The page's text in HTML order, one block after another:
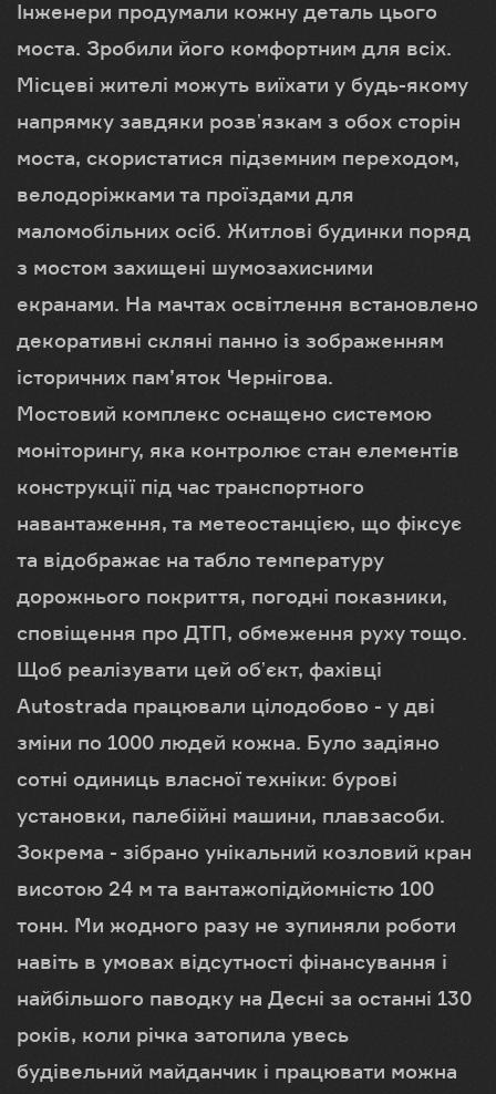
Інженери продумали кожну деталь цього
моста. Зробили його комфортним для всіх.
Місцеві жителі можуть виїхати у будь-якому
напрямку завдяки розвʼязкам з обох сторін
моста, скористатися підземним переходом,
велодоріжками та проїздами для
маломобільних осіб. Житлові будинки поряд
з мостом захищені шумозахисними
екранами. На мачтах освітлення встановлено
декоративні скляні панно із зображенням
історичних пам’яток Чернігова.
Мостовий комплекс оснащено системою
моніторингу, яка контролює стан елементів
конструкції під час транспортного
навантаження, та метеостанцією, що фіксує
та відображає на табло температуру
дорожнього покриття, погодні показники,
сповіщення про ДТП, обмеження руху тощо.
Щоб реалізувати цей обʼєкт, фахівці
Autostrada працювали цілодобово - у дві
зміни по 1000 людей кожна. Було задіяно
сотні одиниць власної техніки: бурові
установки, палебійні машини, плавзасоби.
Зокрема - зібрано унікальний козловий кран
висотою 24 м та вантажопідйомністю 100
тонн. Ми жодного разу не зупиняли роботи
навіть в умовах відсутності фінансування і
найбільшого паводку на Десні за останні 130
років, коли річка затопила увесь
будівельний майданчик і працювати можна